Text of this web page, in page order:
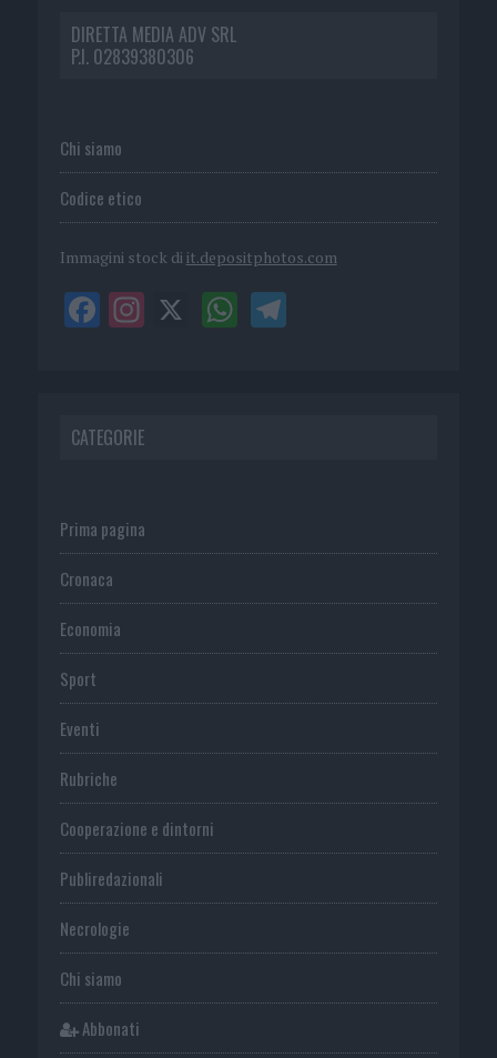
DIRETTA MEDIA ADV SRL
P.I. 02839380306
Chi siamo
Codice etico
Immagini stock di it.depositphotos.com
CATEGORIE
Prima pagina
Cronaca
Economia
Sport
Eventi
Rubriche
Cooperazione e dintorni
Publiredazionali
Necrologie
Chi siamo
Abbonati